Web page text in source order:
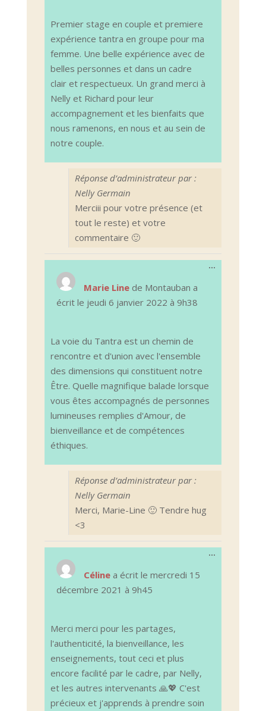
Premier stage en couple et premiere
expérience tantra en groupe pour ma
femme. Une belle expérience avec de
belles personnes et dans un cadre
clair et respectueux. Un grand merci à
Nelly et Richard pour leur
accompagnement et les bienfaits que
nous ramenons, en nous et au sein de
notre couple.
Réponse d’administrateur par :
Nelly Germain
Merciii pour votre présence (et
tout le reste) et votre
commentaire 🙂
Marie Line de Montauban a
écrit le jeudi 6 janvier 2022 à 9h38
La voie du Tantra est un chemin de
rencontre et d'union avec l'ensemble
des dimensions qui constituent notre
Être. Quelle magnifique balade lorsque
vous êtes accompagnés de personnes
lumineuses remplies d'Amour, de
bienveillance et de compétences
éthiques.
Réponse d’administrateur par :
Nelly Germain
Merci, Marie-Line 🙂 Tendre hug
<3
...
Céline a écrit le mercredi 15
décembre 2021 à 9h45
Merci merci pour les partages,
l'authenticité, la bienveillance, les
enseignements, tout ceci et plus
encore facilité par le cadre, par Nelly,
et les autres intervenants 🙏💖 C'est
précieux et j'apprends à prendre soin
...